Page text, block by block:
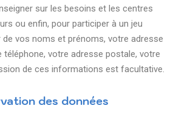
sur les besoins et les centres
ou enfin, pour participer à un jeu
de vos noms et prénoms, votre adresse
téléphone, votre adresse postale, votre
de ces informations est facultative.
des données